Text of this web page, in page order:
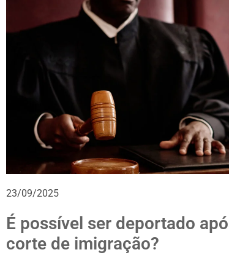
23/09/2025
É possível ser deportado
corte de imigração?